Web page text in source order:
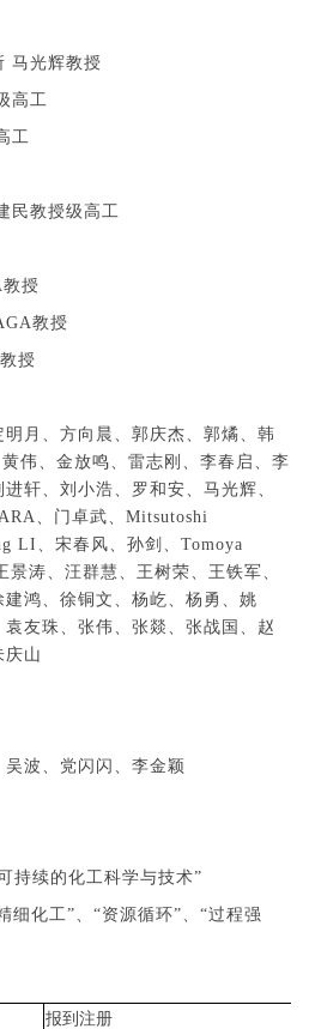
马光辉教授
高工
工
民教授级高工
授
教授
授
月、方向晨、郭庆杰、郭燏、韩
伟、金放鸣、雷志刚、李春启、李
轩、刘小浩、罗和安、马光辉、
、门卓武、Mitsutoshi
LI、宋春风、孙剑、Tomoya
涛、汪群慧、王树荣、王铁军、
鸿、徐铜文、杨屹、杨勇、姚
友珠、张伟、张燚、张战国、赵
庆山
波、党闪闪、李金颖
持续的化工科学与技术”
细化工”、“资源循环”、“过程强
报到注册